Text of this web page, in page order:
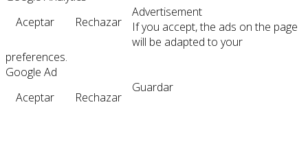
Aceptar
Rechazar
Advertisement
If you accept, the ads on the page
will be adapted to your
preferences.
Google Ad
Aceptar
Rechazar
Guardar